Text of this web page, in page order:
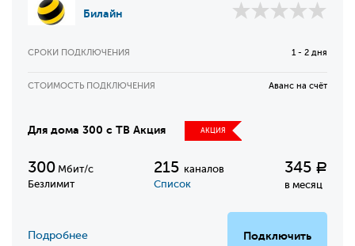
Билайн
СРОКИ ПОДКЛЮЧЕНИЯ 1 - 2 дня
СТОИМОСТЬ ПОДКЛЮЧЕНИЯ Аванс на счёт
Для дома 300 с ТВ Акция АКЦИЯ
300 Мбит/с
Безлимит
215 каналов
Список
345 Р
в месяц
Подключить
Подробнее